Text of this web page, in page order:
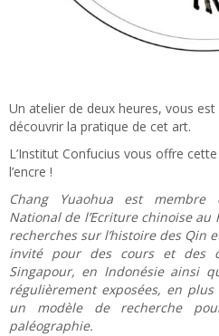
Un atelier de deux heures, vous
découvrir la pratique de cet art.
L’Institut Confucius vous offre
l’encre !
Chang Yuaohua est membre
National de l’Ecriture chinoise
recherches sur l’histoire des Qin
invité pour des cours et des
Singapour, en Indonésie ainsi
régulièrement exposées, en
un modèle de recherche
paléographie.